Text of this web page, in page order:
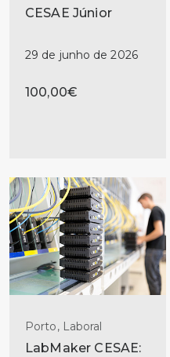
CESAE Júnior
29 de junho de 2026
100,00€
Porto, Laboral
LabMaker CESAE: